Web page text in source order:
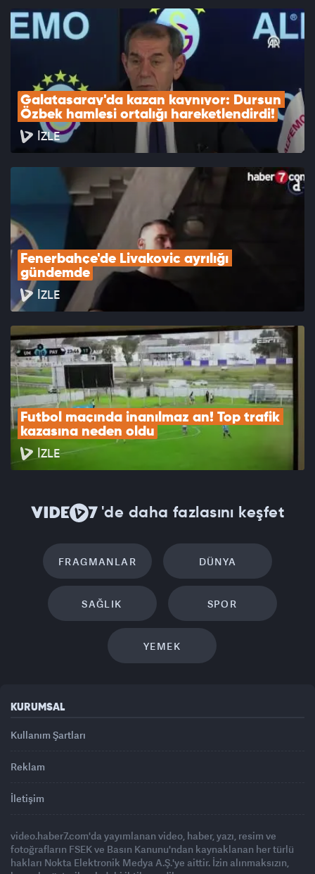
Galatasaray'da kazan kaynıyor: Dursun
Özbek hamlesi ortalığı hareketlendirdi!
İZLE
Fenerbahçe'de Livakovic ayrılığı
gündemde
İZLE
Futbol maçında inanılmaz an! Top trafik
kazasına neden oldu
İZLE
'de daha fazlasını keşfet
FRAGMANLAR DÜNYA
SAĞLIK SPOR
YEMEK
KURUMSAL
Kullanım Şartları
Reklam
İletişim
video.haber7.com'da yayımlanan video, haber, yazı, resim ve
fotoğrafların FSEK ve Basın Kanunu'ndan kaynaklanan her türlü
hakları Nokta Elektronik Medya A.Ş.'ye aittir. İzin alınmaksızın,